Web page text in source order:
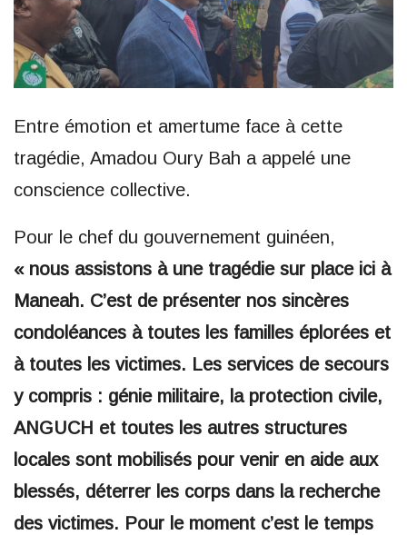
Entre émotion et amertume face à cette
tragédie, Amadou Oury Bah a appelé une
conscience collective.
Pour le chef du gouvernement guinéen,
« nous assistons à une tragédie sur place ici à
Maneah. C’est de présenter nos sincères
condoléances à toutes les familles éplorées et
à toutes les victimes. Les services de secours
y compris : génie militaire, la protection civile,
ANGUCH et toutes les autres structures
locales sont mobilisés pour venir en aide aux
blessés, déterrer les corps dans la recherche
des victimes. Pour le moment c’est le temps